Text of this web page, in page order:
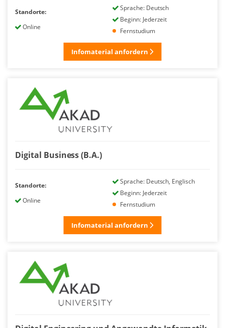
Standorte:
Online
Sprache: Deutsch
Beginn: Jederzeit
Fernstudium
Infomaterial anfordern
Digital Business (B.A.)
Standorte:
Online
Sprache: Deutsch, Englisch
Beginn: Jederzeit
Fernstudium
Infomaterial anfordern